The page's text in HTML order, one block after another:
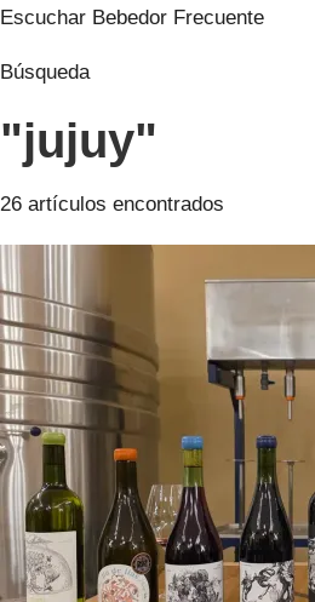
Escuchar Bebedor Frecuente
Búsqueda
"jujuy"
26 artículos encontrados